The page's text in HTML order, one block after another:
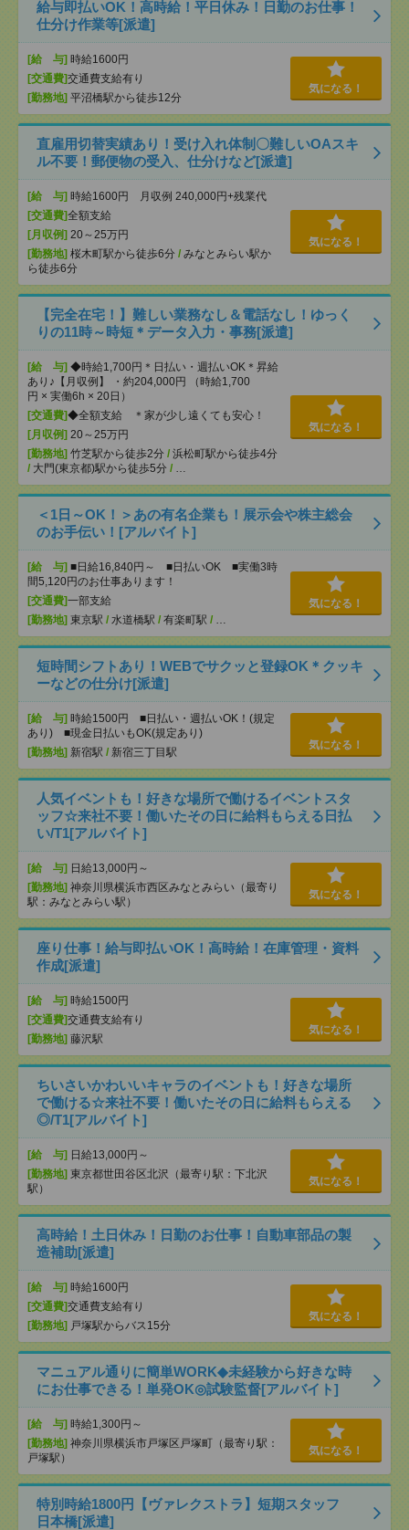
給与即払いOK！高時給！平日休み！日勤のお仕事！
仕分け作業等[派遣]
[給 与] 時給1600円
[交通費]交通費支給有り
[勤務地] 平沼橋駅から徒歩12分
気になる！
直雇用切替実績あり！受け入れ体制〇難しいOAスキ
ル不要！郵便物の受入、仕分けなど[派遣]
[給 与] 時給1600円 月収例 240,000円+残業代
[交通費]全額支給
[月収例] 20～25万円
[勤務地] 桜木町駅から徒歩6分 / みなとみらい駅か
ら徒歩6分
気になる！
【完全在宅！】難しい業務なし＆電話なし！ゆっく
りの11時～時短＊データ入力・事務[派遣]
[給 与] ◆時給1,700円＊日払い・週払いOK＊昇給
あり♪【月収例】 ・約204,000円 （時給1,700
円 × 実働6h × 20日）
[交通費]◆全額支給 ＊家が少し遠くても安心！
[月収例] 20～25万円
[勤務地] 竹芝駅から徒歩2分 / 浜松町駅から徒歩4分
/ 大門(東京都)駅から徒歩5分 / …
気になる！
＜1日～OK！＞あの有名企業も！展示会や株主総会
のお手伝い！[アルバイト]
[給 与] ■日給16,840円～ ■日払いOK ■実働3時
間5,120円のお仕事あります！
[交通費]一部支給
[勤務地] 東京駅 / 水道橋駅 / 有楽町駅 / …
気になる！
短時間シフトあり！WEBでサクッと登録OK＊クッキ
ーなどの仕分け[派遣]
[給 与] 時給1500円 ■日払い・週払いOK！(規定
あり) ■現金日払いもOK(規定あり)
[勤務地] 新宿駅 / 新宿三丁目駅
気になる！
人気イベントも！好きな場所で働けるイベントスタ
ッフ☆来社不要！働いたその日に給料もらえる日払
い/T1[アルバイト]
[給 与] 日給13,000円～
[勤務地] 神奈川県横浜市西区みなとみらい（最寄り
駅：みなとみらい駅）
気になる！
座り仕事！給与即払いOK！高時給！在庫管理・資料
作成[派遣]
[給 与] 時給1500円
[交通費]交通費支給有り
[勤務地] 藤沢駅
気になる！
ちいさいかわいいキャラのイベントも！好きな場所
で働ける☆来社不要！働いたその日に給料もらえる
◎/T1[アルバイト]
[給 与] 日給13,000円～
[勤務地] 東京都世田谷区北沢（最寄り駅：下北沢
駅）
気になる！
高時給！土日休み！日勤のお仕事！自動車部品の製
造補助[派遣]
[給 与] 時給1600円
[交通費]交通費支給有り
[勤務地] 戸塚駅からバス15分
気になる！
マニュアル通りに簡単WORK◆未経験から好きな時
にお仕事できる！単発OK◎試験監督[アルバイト]
[給 与] 時給1,300円～
[勤務地] 神奈川県横浜市戸塚区戸塚町（最寄り駅：
戸塚駅）
気になる！
特別時給1800円【ヴァレクストラ】短期スタッフ
日本橋[派遣]